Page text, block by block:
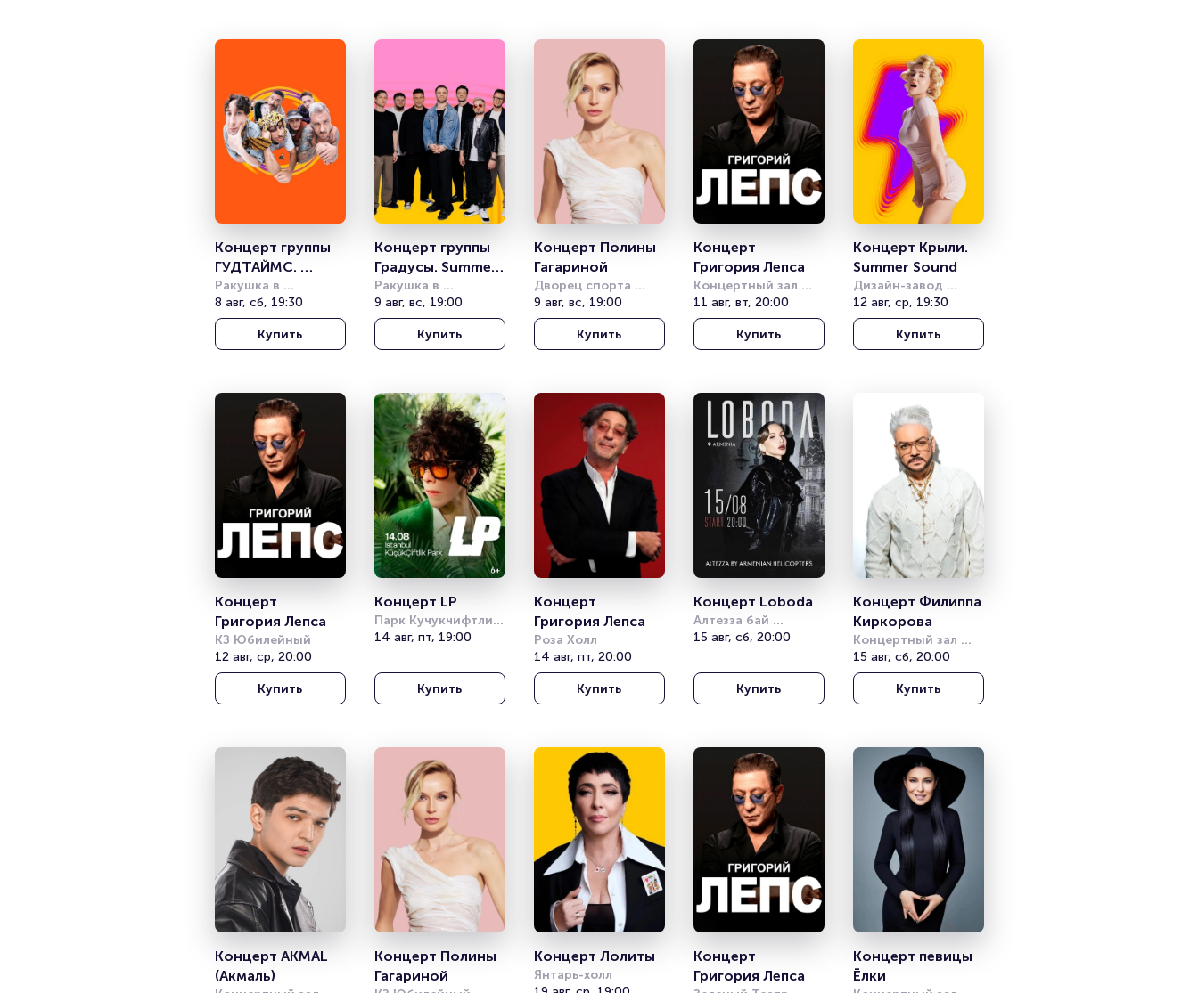
Концерт группы
ГУДТАЙМС.
Summer Sound
Ракушка в
Александровском
саду
8 авг, сб, 19:30
Купить
Концерт группы
Градусы. Summer
Sound
Ракушка в
Александровском
саду
9 авг, вс, 19:00
Купить
Концерт Полины
Гагариной
Дворец спорта
«Янтарный»
9 авг, вс, 19:00
Купить
Концерт
Григория Лепса
Концертный зал
"Звездный"
им.В.Шайдерова
11 авг, вт, 20:00
Купить
Концерт Крыли.
Summer Sound
Дизайн-завод
(бывш. Урбан)
12 авг, ср, 19:30
Купить
Концерт
Григория Лепса
КЗ Юбилейный
12 авг, ср, 20:00
Купить
Концерт LP
Парк Кучукчифтлик
(Kucukciftlik Park)
14 авг, пт, 19:00
Купить
Концерт
Григория Лепса
Роза Холл
14 авг, пт, 20:00
Купить
Концерт Loboda
Алтезза бай
Армениан
(Altezza by Armenian
Helicopters)
15 авг, сб, 20:00
Купить
Концерт Филиппа
Киркорова
Концертный зал
Фестивальный
15 авг, сб, 20:00
Купить
Концерт AKMAL
(Акмаль)
Концерт Полины
Гагариной
Концерт Лолиты
Янтарь-холл
Концерт
Григория Лепса
Концерт певицы
Ёлки